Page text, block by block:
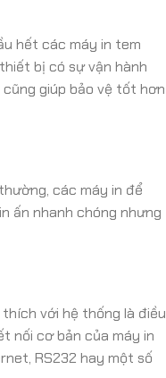
hết các máy in tem
bị có sự vận hành
giúp bảo vệ tốt hơn
các máy in để
ấn nhanh chóng nhưng
với hệ thống là điều
nối cơ bản của máy in
RS232 hay một số